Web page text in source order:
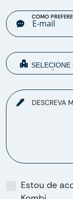
COMO
DESCREVA
Estou de